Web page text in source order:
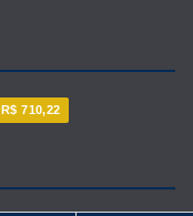
R$ 710,22